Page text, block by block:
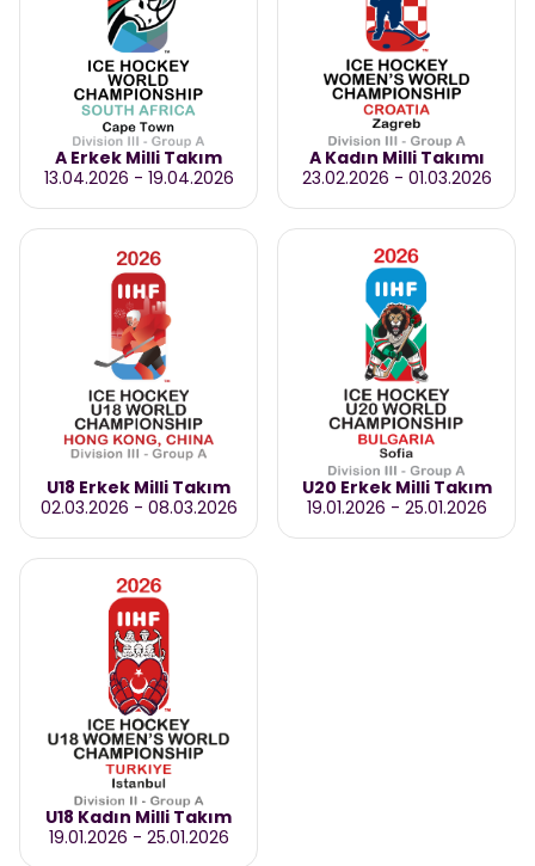
A Erkek Milli Takım
13.04.2026 - 19.04.2026
A Kadın Milli Takımı
23.02.2026 - 01.03.2026
U18 Erkek Milli Takım
02.03.2026 - 08.03.2026
U20 Erkek Milli Takım
19.01.2026 - 25.01.2026
U18 Kadın Milli Takım
19.01.2026 - 25.01.2026